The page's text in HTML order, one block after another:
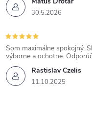
u
30.5.2026
Rastislav Czelis
11.10.2025
Som maximálne spokojný.
výborne a ochotne.